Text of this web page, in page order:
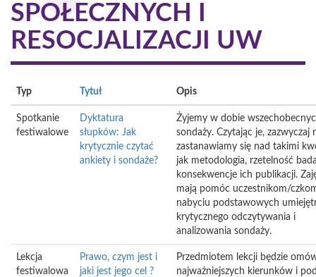
SPOŁECZNYCH I
RESOCJALIZACJI UW
Typ Tytuł Opis
Spotkanie
festiwalowe
Dyktatura
słupków: Jak
krytycznie czytać
ankiety i sondaże?
Żyjemy w dobie
sondaży. Czytając je, zazwyczaj
zastanawiamy się nad takimi
jak metodologia, rzetelność
konsekwencje ich publikacji.
mają pomóc uczestnikom/
nabyciu podstawowych
krytycznego odczytywania i
analizowania sondaży.
Lekcja
festiwalowa
Prawo, czym jest i
jaki jest jego cel ?
Przedmiotem lekcji będzie
najważniejszych kierunków i